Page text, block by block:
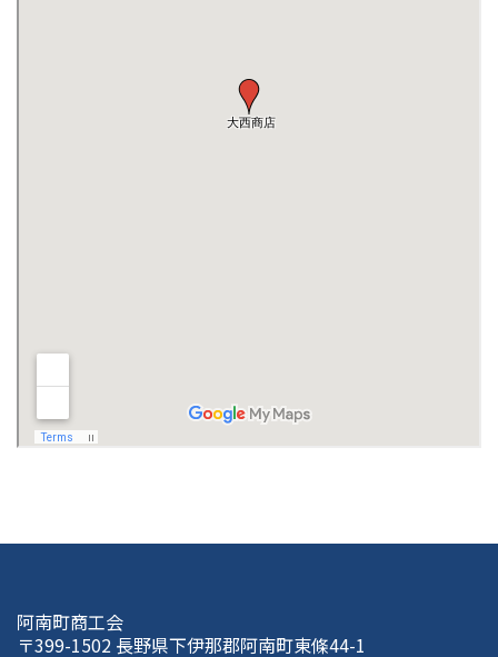
阿南町商工会
〒399-1502 長野県下伊那郡阿南町東條44-1